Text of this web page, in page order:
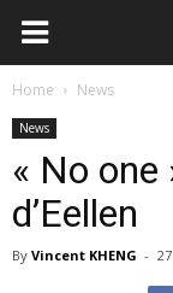
Home News
News
« No one
d’Eellen
By Vincent KHENG -